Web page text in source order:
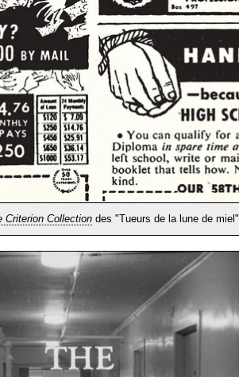
Criterion Collection des "Tueurs de la lune de miel"